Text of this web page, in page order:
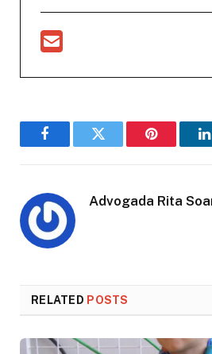
FacebookTwitter Pinterest
Advogada Rita
RELATED POSTS